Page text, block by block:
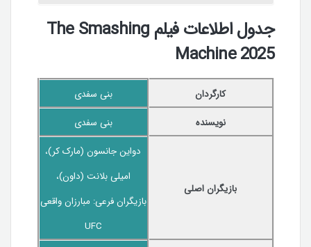
جدول اطلاعات فیلم The Smashing
Machine 2025
کارگردان
بنی سفدی
نویسنده
بنی سفدی
بازیگران اصلی
دواین جانسون (مارک کر)،
امیلی بلانت (داون)،
بازیگران فرعی: مبارزان واقعی
UFC